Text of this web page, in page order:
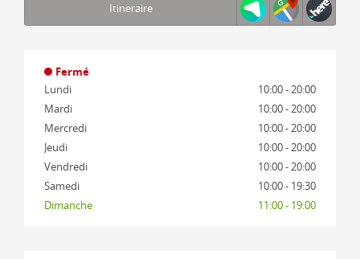
© 1987–2026 HERE, IGN
Itineraire
Fermé
Lundi
10:00 - 20:00
Mardi
10:00 - 20:00
Mercredi
10:00 - 20:00
Jeudi
10:00 - 20:00
Vendredi
10:00 - 20:00
Samedi
10:00 - 19:30
Dimanche
11:00 - 19:00